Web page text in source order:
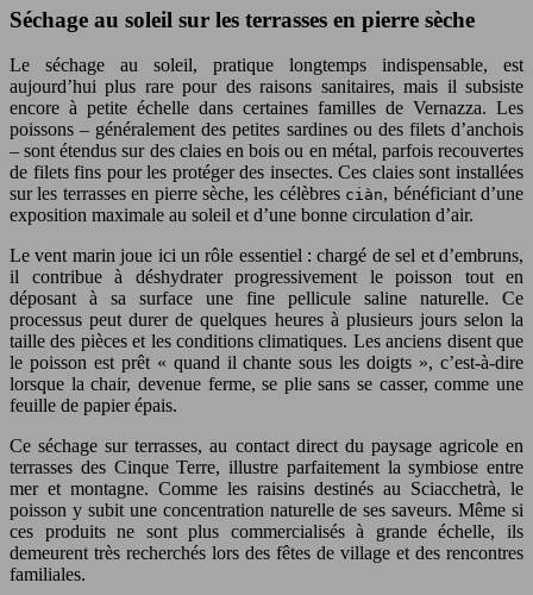
Séchage au soleil sur les terrasses en pierre sèche
Le séchage au soleil, pratique longtemps indispensable, est
aujourd’hui plus rare pour des raisons sanitaires, mais il subsiste
encore à petite échelle dans certaines familles de Vernazza. Les
poissons – généralement des petites sardines ou des filets d’anchois
– sont étendus sur des claies en bois ou en métal, parfois recouvertes
de filets fins pour les protéger des insectes. Ces claies sont installées
sur les terrasses en pierre sèche, les célèbres ciàn, bénéficiant d’une
exposition maximale au soleil et d’une bonne circulation d’air.
Le vent marin joue ici un rôle essentiel : chargé de sel et d’embruns,
il contribue à déshydrater progressivement le poisson tout en
déposant à sa surface une fine pellicule saline naturelle. Ce
processus peut durer de quelques heures à plusieurs jours selon la
taille des pièces et les conditions climatiques. Les anciens disent que
le poisson est prêt « quand il chante sous les doigts », c’est-à-dire
lorsque la chair, devenue ferme, se plie sans se casser, comme une
feuille de papier épais.
Ce séchage sur terrasses, au contact direct du paysage agricole en
terrasses des Cinque Terre, illustre parfaitement la symbiose entre
mer et montagne. Comme les raisins destinés au Sciacchetrà, le
poisson y subit une concentration naturelle de ses saveurs. Même si
ces produits ne sont plus commercialisés à grande échelle, ils
demeurent très recherchés lors des fêtes de village et des rencontres
familiales.